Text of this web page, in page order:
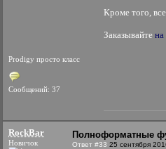
Prodigy просто класс
Сообщений: 37
Кроме того,
Заказывайте на
RockBar
Новичок
Полноформатные
Ответ #33 25 сентября